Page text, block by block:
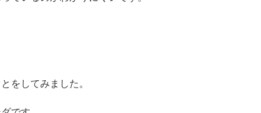
してみました。